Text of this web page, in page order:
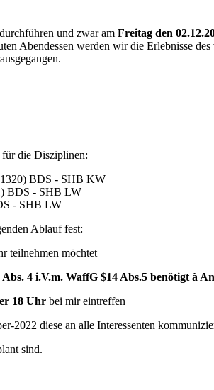
und zwar am Freitag den
Abendessen werden wir die Erlebnisse
die Disziplinen:
1320) BDS - SHB KW
BDS - SHB LW
- SHB LW
Ablauf fest:
teilnehmen möchtet
4 i.V.m. WaffG $14 Abs.5 benötigt à
18 Uhrbei mir eintreffen
2022 diese an alle Interessenten
sind.